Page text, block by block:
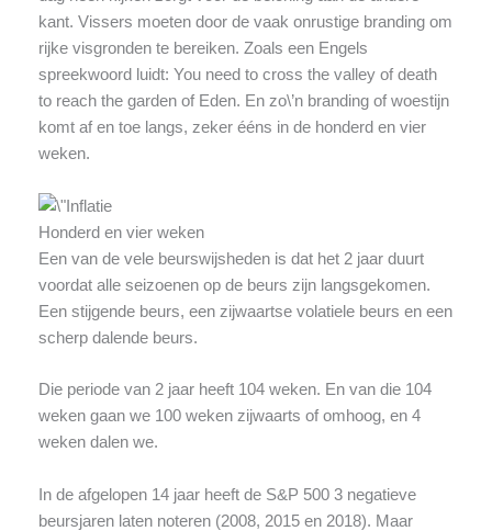
kant. Vissers moeten door de vaak onrustige branding om
rijke visgronden te bereiken. Zoals een Engels
spreekwoord luidt: You need to cross the valley of death
to reach the garden of Eden. En zo\’n branding of woestijn
komt af en toe langs, zeker ééns in de honderd en vier
weken.
Honderd en vier weken
Een van de vele beurswijsheden is dat het 2 jaar duurt
voordat alle seizoenen op de beurs zijn langsgekomen.
Een stijgende beurs, een zijwaartse volatiele beurs en een
scherp dalende beurs.
Die periode van 2 jaar heeft 104 weken. En van die 104
weken gaan we 100 weken zijwaarts of omhoog, en 4
weken dalen we.
In de afgelopen 14 jaar heeft de S&P 500 3 negatieve
beursjaren laten noteren (2008, 2015 en 2018). Maar